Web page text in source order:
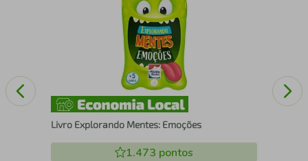
Livro Explorando Mentes: Emoções
1.473 pontos